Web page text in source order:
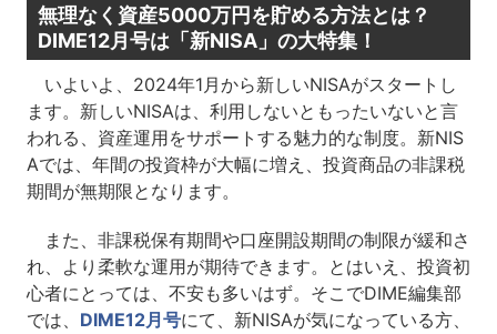
無理なく資産5000万円を貯める方法とは？
DIME12月号は「新NISA」の大特集！
いよいよ、2024年1月から新しいNISAがスタートし
ます。新しいNISAは、利用しないともったいないと言
われる、資産運用をサポートする魅力的な制度。新NIS
Aでは、年間の投資枠が大幅に増え、投資商品の非課税
期間が無期限となります。
また、非課税保有期間や口座開設期間の制限が緩和さ
れ、より柔軟な運用が期待できます。とはいえ、投資初
心者にとっては、不安も多いはず。そこでDIME編集部
では、 DIME12月号にて、新NISAが気になっている方、